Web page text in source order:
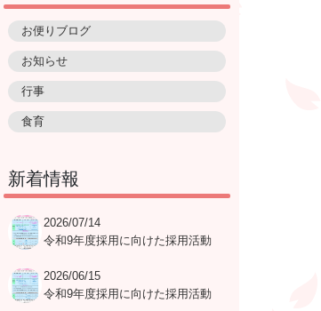
お便りブログ
お知らせ
行事
食育
新着情報
2026/07/14
令和9年度採用に向けた採用活動
2026/06/15
令和9年度採用に向けた採用活動